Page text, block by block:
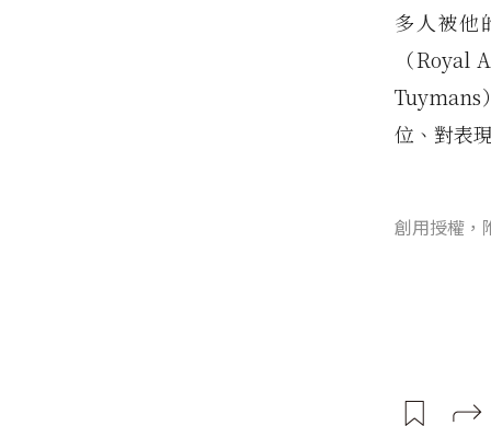
多人被他
（Royal
Tuymans
位、對表
創用授權，